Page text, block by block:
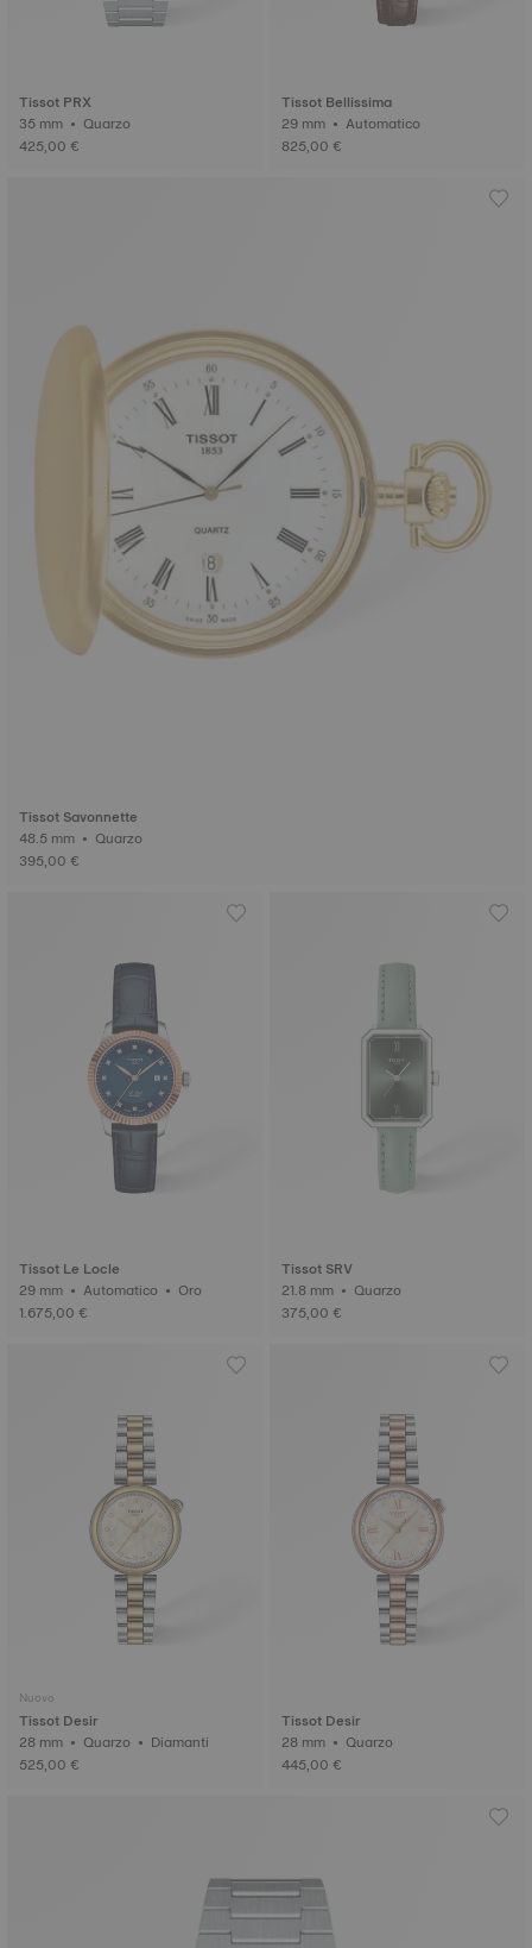
Tissot PRX
35 mm • Quarzo
425,00 €
Tissot Bellissima
29 mm • Automatico
825,00 €
Tissot Savonnette
48.5 mm • Quarzo
395,00 €
Tissot Le Locle
29 mm • Automatico • Oro
1.675,00 €
Tissot SRV
21.8 mm • Quarzo
375,00 €
Nuovo
Tissot Desir
28 mm • Quarzo • Diamanti
525,00 €
Tissot Desir
28 mm • Quarzo
445,00 €